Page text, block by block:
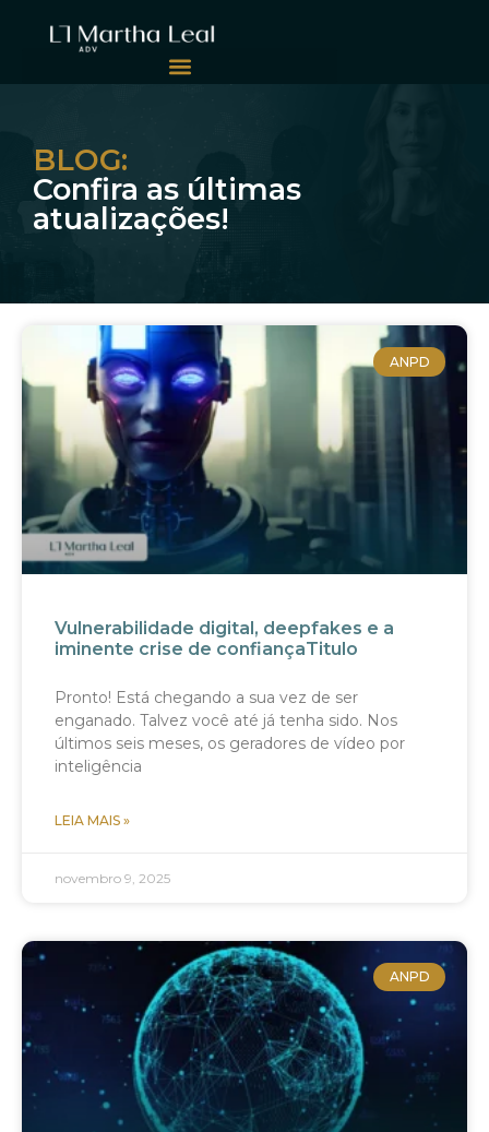
BLOG:
Confira as últimas
atualizações!
ANPD
Vulnerabilidade digital, deepfakes e a
iminente crise de confiançaTitulo
Pronto! Está chegando a sua vez de ser
enganado. Talvez você até já tenha sido. Nos
últimos seis meses, os geradores de vídeo por
inteligência
LEIA MAIS »
novembro 9, 2025
ANPD